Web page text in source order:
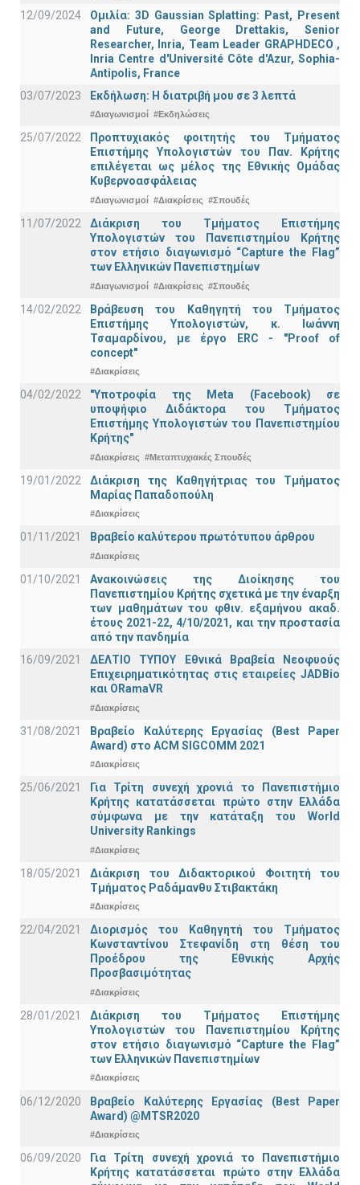
12/09/2024
Ομιλία: 3D Gaussian Splatting: Past, Present
and Future, George Drettakis, Senior
Researcher, Inria, Team Leader GRAPHDECO ,
Inria Centre d'Université Côte d'Azur, Sophia-
Antipolis, France
03/07/2023
Εκδήλωση: Η διατριβή μου σε 3 λεπτά
#Διαγωνισμοί #Εκδηλώσεις
25/07/2022
Προπτυχιακός φοιτητής του Τμήματος
Επιστήμης Υπολογιστών του Παν. Κρήτης
επιλέγεται ως μέλος της Εθνικής Ομάδας
Κυβερνοασφάλειας
#Διαγωνισμοί #Διακρίσεις #Σπουδές
11/07/2022
Διάκριση του Τμήματος Επιστήμης
Υπολογιστών του Πανεπιστημίου Κρήτης
στον ετήσιο διαγωνισμό “Capture the Flag”
των Ελληνικών Πανεπιστημίων
#Διαγωνισμοί #Διακρίσεις #Σπουδές
14/02/2022
Βράβευση του Καθηγητή του Τμήματος
Επιστήμης Υπολογιστών, κ. Ιωάννη
Τσαμαρδίνου, με έργο ERC - "Proof of
concept"
#Διακρίσεις
04/02/2022
"Υποτροφία της Meta (Facebook) σε
υποψήφιο Διδάκτορα του Τμήματος
Επιστήμης Υπολογιστών του Πανεπιστημίου
Κρήτης"
#Διακρίσεις #Μεταπτυχιακές Σπουδές
19/01/2022
Διάκριση της Καθηγήτριας του Τμήματος
Μαρίας Παπαδοπούλη
#Διακρίσεις
01/11/2021 Bραβείο καλύτερου πρωτότυπου άρθρου
#Διακρίσεις
01/10/2021
Ανακοινώσεις της Διοίκησης του
Πανεπιστημίου Κρήτης σχετικά με την έναρξη
των μαθημάτων του φθιν. εξαμήνου ακαδ.
έτους 2021-22, 4/10/2021, και την προστασία
από την πανδημία
16/09/2021
ΔΕΛΤΙΟ ΤΥΠΟΥ Εθνικά Βραβεία Νεοφυούς
Επιχειρηματικότητας στις εταιρείες JADBio
και ORamaVR
#Διακρίσεις
31/08/2021
Βραβείο Καλύτερης Εργασίας (Best Paper
Award) στο ACM SIGCOMM 2021
#Διακρίσεις
25/06/2021
Για Τρίτη συνεχή χρονιά το Πανεπιστήμιο
Κρήτης κατατάσσεται πρώτο στην Ελλάδα
σύμφωνα με την κατάταξη του World
University Rankings
#Διακρίσεις
18/05/2021
Διάκριση του Διδακτορικού Φοιτητή του
Τμήματος Ραδάμανθυ Στιβακτάκη
#Διακρίσεις
22/04/2021
Διορισμός του Καθηγητή του Τμήματος
Κωνσταντίνου Στεφανίδη στη θέση του
Προέδρου της Εθνικής Αρχής
Προσβασιμότητας
#Διακρίσεις
28/01/2021
Διάκριση του Τμήματος Επιστήμης
Υπολογιστών του Πανεπιστημίου Κρήτης
στον ετήσιο διαγωνισμό “Capture the Flag”
των Ελληνικών Πανεπιστημίων
#Διακρίσεις
06/12/2020
Βραβείο Καλύτερης Εργασίας (Best Paper
Award) @MTSR2020
#Διακρίσεις
06/09/2020
Για Τρίτη συνεχή χρονιά το Πανεπιστήμιο
Κρήτης κατατάσσεται πρώτο στην Ελλάδα